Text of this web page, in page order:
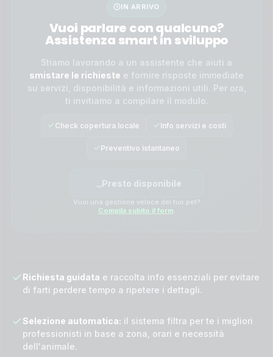
IN ARRIVO
Vuoi parlare con qualcuno?
Assistenza smart in sviluppo
Stiamo lavorando a un assistente che aiuti a
smistare le richieste e fornire risposte immediate
su servizi, disponibilità e informazioni utili. Per ora,
ti invitiamo a compilare il modulo.
Check copertura locale Info servizi e costi
Preventivo istantaneo
Presto disponibile
Vuoi una gestione veloce del tuo pet?
Compila subito il form.
Richiesta guidata e raccolta info essenziali per evitare
di farti perdere tempo a ripetere i dettagli.
Selezione automatica: il sistema filtra per te i migliori
professionisti in base a zona, orari e necessità
dell'animale.